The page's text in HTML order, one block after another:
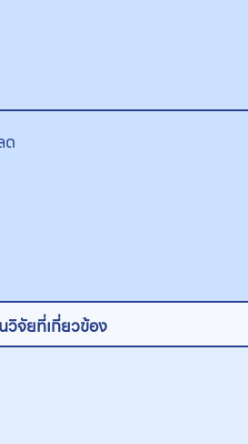
ด
วิจัยที่เกี่ยวข้อง